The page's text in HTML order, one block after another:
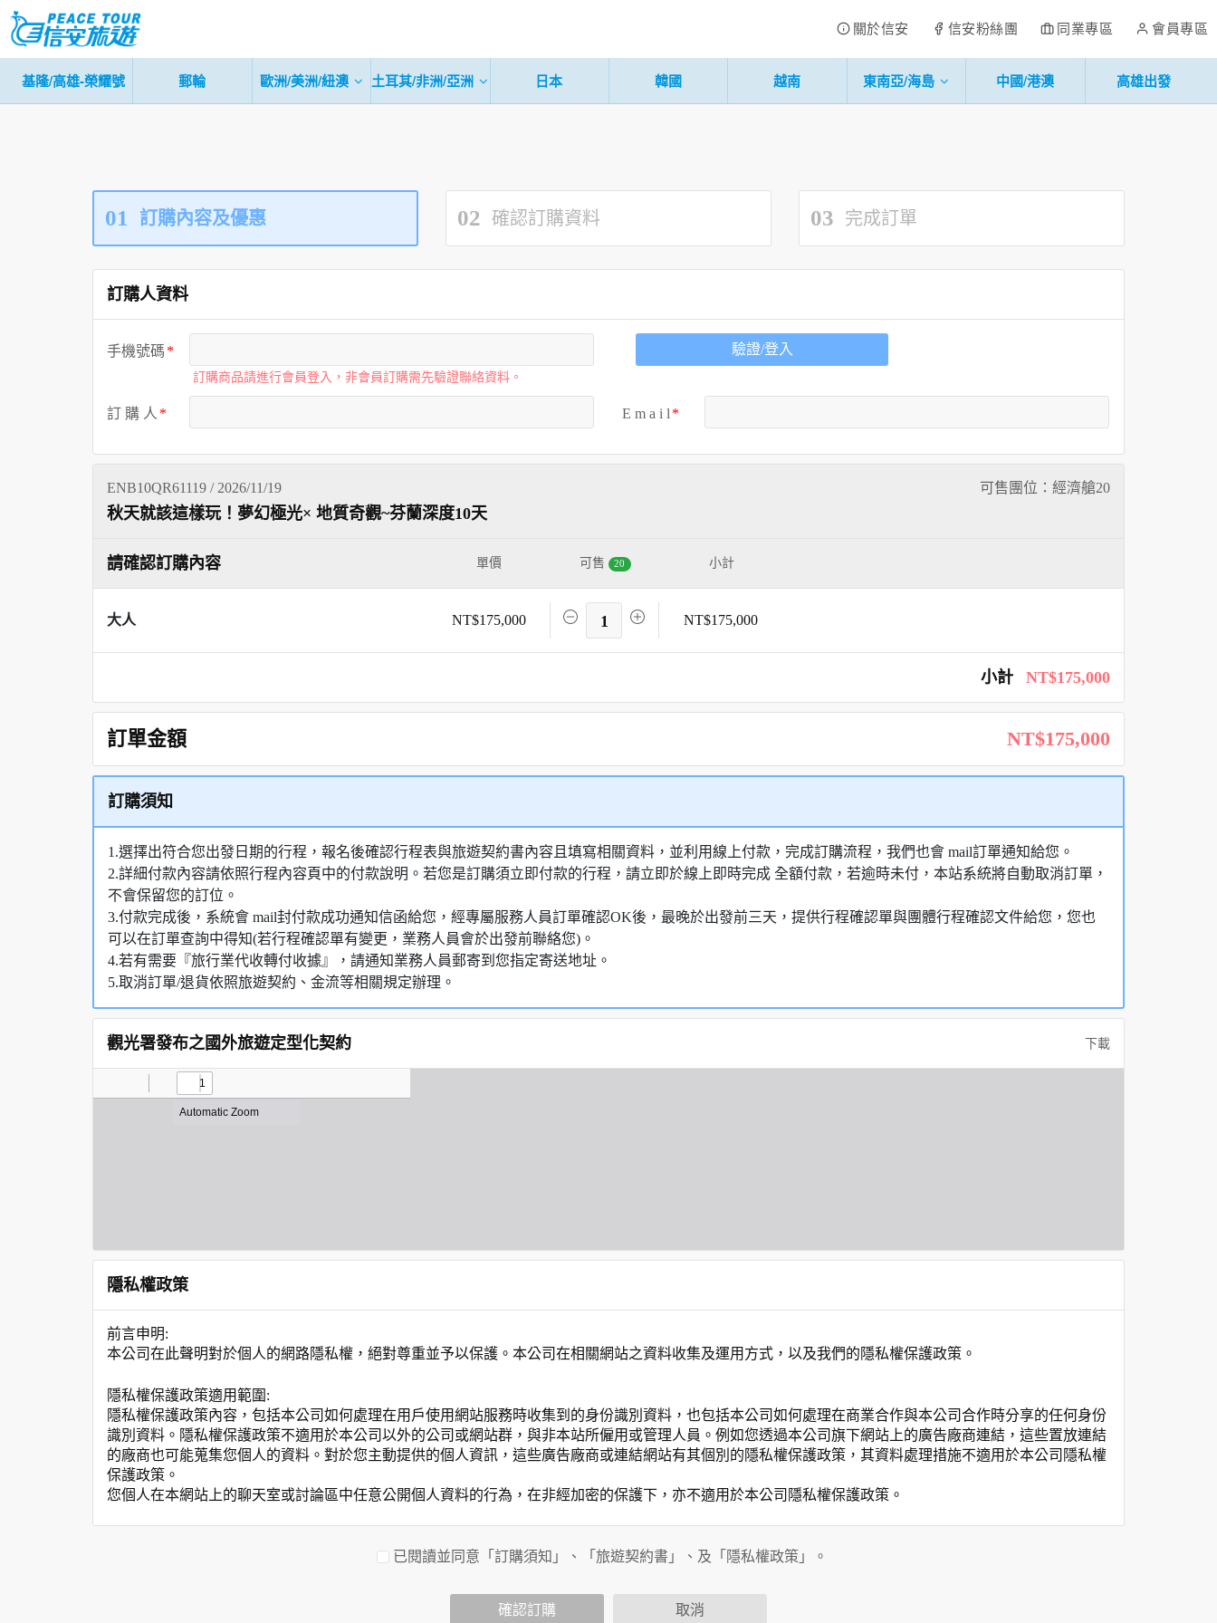
關於信安 信安粉絲團 同業專區 會員專區
基隆/高雄-榮耀號 郵輪 歐洲/美洲/紐澳 土耳其/非洲/亞洲 日本 韓國 越南 東南亞/海島 中國/港澳 高雄出發
01 訂購內容及優惠 02 確認訂購資料 03 完成訂單
訂購人資料
手機號碼
訂購商品請進行會員登入，非會員訂購需先驗證聯絡資料。
驗證/登入
訂 購 人 E m a i l
ENB10QR61119 / 2026/11/19 可售團位：經濟艙20
秋天就該這樣玩！夢幻極光× 地質奇觀~芬蘭深度10天
請確認訂購內容 單價 可售 20 小計
大人 NT$175,000 1 NT$175,000
小計 NT$175,000
訂單金額 NT$175,000
訂購須知
1.選擇出符合您出發日期的行程，報名後確認行程表與旅遊契約書內容且填寫相關資料，並利用線上付款，完成訂購流程，我們也會 mail訂單通知給您。
2.詳細付款內容請依照行程內容頁中的付款說明。若您是訂購須立即付款的行程，請立即於線上即時完成 全額付款，若逾時未付，本站系統將自動取消訂單，
不會保留您的訂位。
3.付款完成後，系統會 mail封付款成功通知信函給您，經專屬服務人員訂單確認OK後，最晚於出發前三天，提供行程確認單與團體行程確認文件給您，您也
可以在訂單查詢中得知(若行程確認單有變更，業務人員會於出發前聯絡您)。
4.若有需要『旅行業代收轉付收據』，請通知業務人員郵寄到您指定寄送地址。
5.取消訂單/退貨依照旅遊契約、金流等相關規定辦理。
觀光署發布之國外旅遊定型化契約 下載
隱私權政策
前言申明:
本公司在此聲明對於個人的網路隱私權，絕對尊重並予以保護。本公司在相關網站之資料收集及運用方式，以及我們的隱私權保護政策。
隱私權保護政策適用範圍:
隱私權保護政策內容，包括本公司如何處理在用戶使用網站服務時收集到的身份識別資料，也包括本公司如何處理在商業合作與本公司合作時分享的任何身份
識別資料。隱私權保護政策不適用於本公司以外的公司或網站群，與非本站所僱用或管理人員。例如您透過本公司旗下網站上的廣告廠商連結，這些置放連結
的廠商也可能蒐集您個人的資料。對於您主動提供的個人資訊，這些廣告廠商或連結網站有其個別的隱私權保護政策，其資料處理措施不適用於本公司隱私權
保護政策。
您個人在本網站上的聊天室或討論區中任意公開個人資料的行為，在非經加密的保護下，亦不適用於本公司隱私權保護政策。
為了在本網站提供您最佳的互動性服務，可能會請您提供相關個人的資料，其範圍如下：
於一般瀏覽時，伺服器會自行記錄相關行徑，包括您使用連線設備的 IP 位址、使用時間、使用的瀏覽器、瀏覽及點選資料記錄等，做為我們增進網站服務的
已閱讀並同意「訂購須知」、「旅遊契約書」、及「隱私權政策」。
確認訂購 取消